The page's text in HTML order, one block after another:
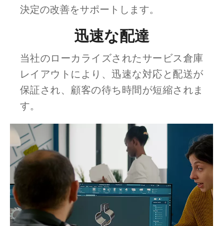
決定の改善をサポートします。
迅速な配達
当社のローカライズされたサービス倉庫
レイアウトにより、迅速な対応と配送が
保証され、顧客の待ち時間が短縮されま
す。